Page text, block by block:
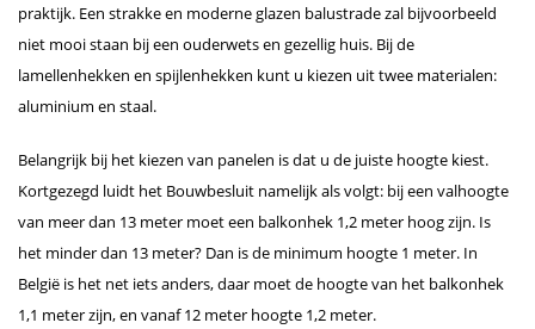
praktijk. Een strakke en moderne glazen balustrade zal bijvoorbeeld
niet mooi staan bij een ouderwets en gezellig huis. Bij de
lamellenhekken en spijlenhekken kunt u kiezen uit twee materialen:
aluminium en staal.
Belangrijk bij het kiezen van panelen is dat u de juiste hoogte kiest.
Kortgezegd luidt het Bouwbesluit namelijk als volgt: bij een valhoogte
van meer dan 13 meter moet een balkonhek 1,2 meter hoog zijn. Is
het minder dan 13 meter? Dan is de minimum hoogte 1 meter. In
België is het net iets anders, daar moet de hoogte van het balkonhek
1,1 meter zijn, en vanaf 12 meter hoogte 1,2 meter.